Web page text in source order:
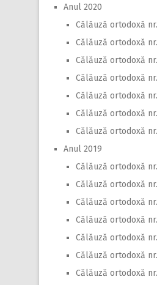
Anul 2020
Călăuză ortodoxă
Călăuză ortodoxă
Călăuză ortodoxă
Călăuză ortodoxă
Călăuză ortodoxă
Călăuză ortodoxă
Călăuză ortodoxă
Anul 2019
Călăuză ortodoxă nr.
Călăuză ortodoxă nr.
Călăuză ortodoxă
Călăuză ortodoxă
Călăuză ortodoxă
Călăuză ortodoxă
Călăuză ortodoxă